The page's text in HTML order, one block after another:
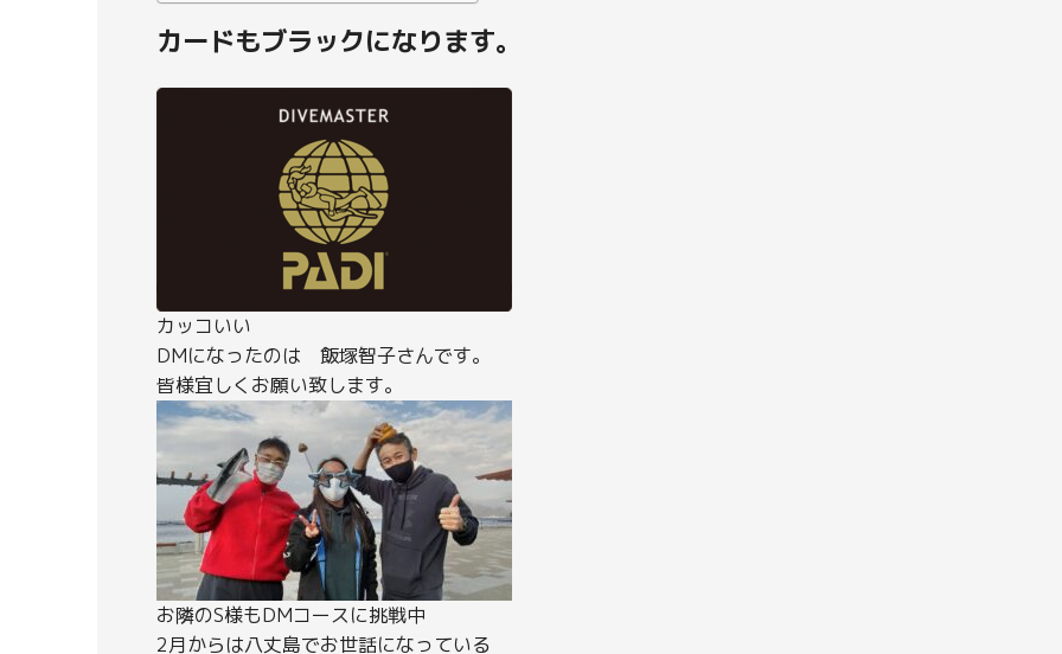
カードもブラックになります。
カッコいい
DMになったのは 飯塚智子さんです。
皆様宜しくお願い致します。
お隣のS様もDMコースに挑戦中
2月からは八丈島でお世話になっている